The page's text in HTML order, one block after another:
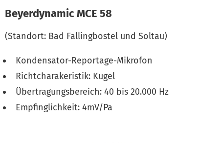
Beyerdynamic MCE 58
(Standort: Bad Fallingbostel und Soltau)
Kondensator-Reportage-Mikrofon
Richtcharakeristik: Kugel
Übertragungsbereich: 40 bis 20.000 Hz
Empfinglichkeit: 4mV/Pa